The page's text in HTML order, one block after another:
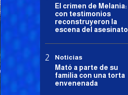
El crimen de Melania:
con testimonios
reconstruyeron la
escena del asesinato
Noticias
Mató a parte de su
familia con una torta
envenenada